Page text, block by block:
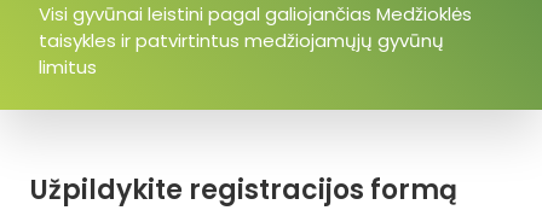
Užpildykite registracijos formą
Visi gyvūnai leistini pagal galiojančias Medžioklės
taisykles ir patvirtintus medžiojamųjų gyvūnų
limitus